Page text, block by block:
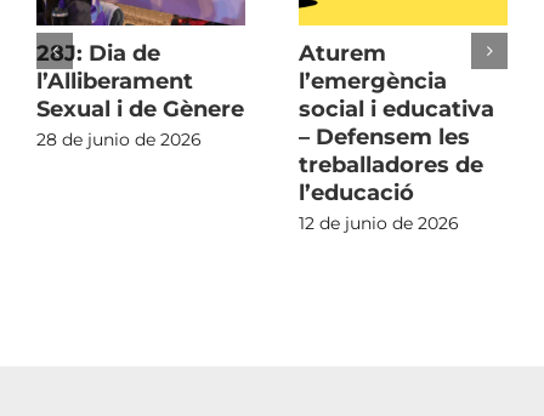
28J: Dia de
l’Alliberament
Sexual i de Gènere
28 de junio de 2026
Aturem
l’emergència
social i educativa
– Defensem les
treballadores de
l’educació
12 de junio de 2026